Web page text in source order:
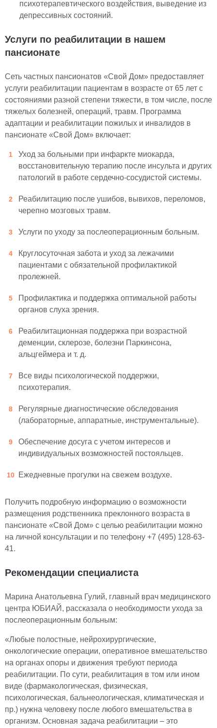
психотерапевтического воздействия, выведение из
депрессивных состояний.
Услуги по реабилитации в нашем
пансионате
Сеть частных пансионатов «Свой Дом» предоставляет
услуги реабилитации пациентам в возрасте от 65 лет с
состояниями разной степени тяжести, в том числе, после
тяжелых болезней, операций, травм. Программа
адаптации и реабилитации пожилых и инвалидов в
пансионате «Свой Дом» включает:
Уход за больными при инфаркте миокарда,
восстановительную терапию после инсульта и других
патологий в работе сердечно-сосудистой системы.
Реабилитацию после ушибов, вывихов, переломов,
черепно мозговых травм.
Услуги по уходу за послеоперационным больным.
Круглосуточная забота и уход за лежачими
пациентами с обязательной профилактикой
пролежней.
Профилактика и поддержка оптимальной работы
органов слуха зрения.
Реабилитационная поддержка при возрастной
деменции, склерозе, болезни Паркинсона,
альцгеймера и т. д.
Все виды психологической поддержки,
психотерапия.
Регулярные диагностические обследования
(лабораторные, аппаратные, инструментальные).
Обеспечение досуга с учетом интересов и
индивидуальных возможностей постояльцев.
Ежедневные прогулки на свежем воздухе.
Получить подробную информацию о возможности
размещения родственника преклонного возраста в
пансионате «Свой Дом» с целью реабилитации можно
на личной консультации и по телефону +7 (495) 128-63-
41.
Рекомендации специалиста
Марина Анатольевна Гулий, главный врач медицинского
центра ЮБИАЙ, рассказала о необходимости ухода за
послеоперационным больным:
«Любые полостные, нейрохирургические,
онкологические операции, оперативное вмешательство
на органах опоры и движения требуют периода
реабилитации. По сути, реабилитация в том или ином
виде (фармакологическая, физическая,
психологическая, бальнеологическая, климатическая и
пр.) нужна человеку после любого вмешательства в
организм. Основная задача реабилитации – это